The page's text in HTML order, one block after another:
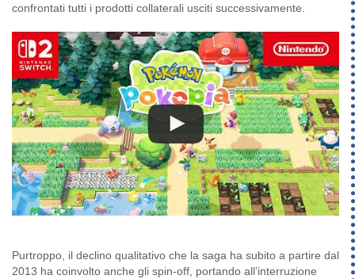
confrontati tutti i prodotti collaterali usciti successivamente.
Purtroppo, il declino qualitativo che la saga ha subito a partire dal
2013 ha coinvolto anche gli spin-off, portando all’interruzione